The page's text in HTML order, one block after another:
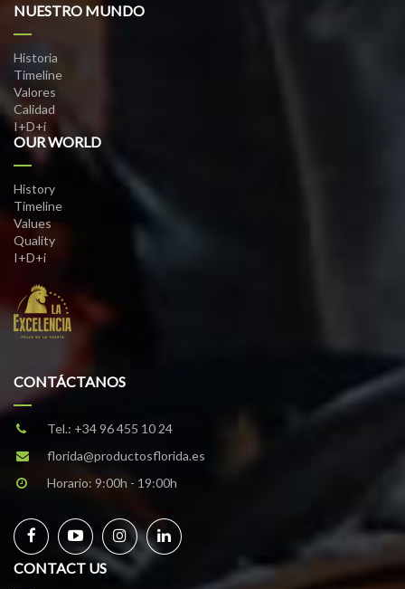
NUESTRO MUNDO
Historia
Timeline
Valores
Calidad
I+D+i
OUR WORLD
History
Timeline
Values
Quality
I+D+i
CONTÁCTANOS
Tel.: +34 96 455 10 24
florida@productosflorida.es
Horario: 9:00h - 19:00h
CONTACT US